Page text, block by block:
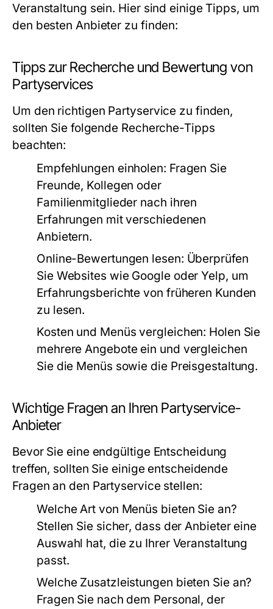
Veranstaltung sein. Hier sind einige Tipps, um
den besten Anbieter zu finden:
Tipps zur Recherche und Bewertung von
Partyservices
Um den richtigen Partyservice zu finden,
sollten Sie folgende Recherche-Tipps
beachten:
Empfehlungen einholen: Fragen Sie
Freunde, Kollegen oder
Familienmitglieder nach ihren
Erfahrungen mit verschiedenen
Anbietern.
Online-Bewertungen lesen: Überprüfen
Sie Websites wie Google oder Yelp, um
Erfahrungsberichte von früheren Kunden
zu lesen.
Kosten und Menüs vergleichen: Holen Sie
mehrere Angebote ein und vergleichen
Sie die Menüs sowie die Preisgestaltung.
Wichtige Fragen an Ihren Partyservice-
Anbieter
Bevor Sie eine endgültige Entscheidung
treffen, sollten Sie einige entscheidende
Fragen an den Partyservice stellen:
Welche Art von Menüs bieten Sie an?
Stellen Sie sicher, dass der Anbieter eine
Auswahl hat, die zu Ihrer Veranstaltung
passt.
Welche Zusatzleistungen bieten Sie an?
Fragen Sie nach dem Personal, der